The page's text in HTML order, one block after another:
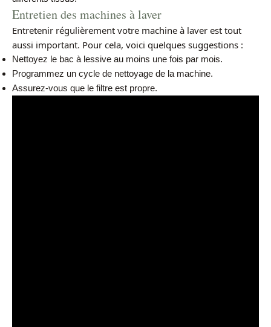
Entretien des machines à laver
Entretenir régulièrement votre machine à laver est tout
aussi important. Pour cela, voici quelques suggestions :
Nettoyez le bac à lessive au moins une fois par mois.
Programmez un cycle de nettoyage de la machine.
Assurez-vous que le filtre est propre.